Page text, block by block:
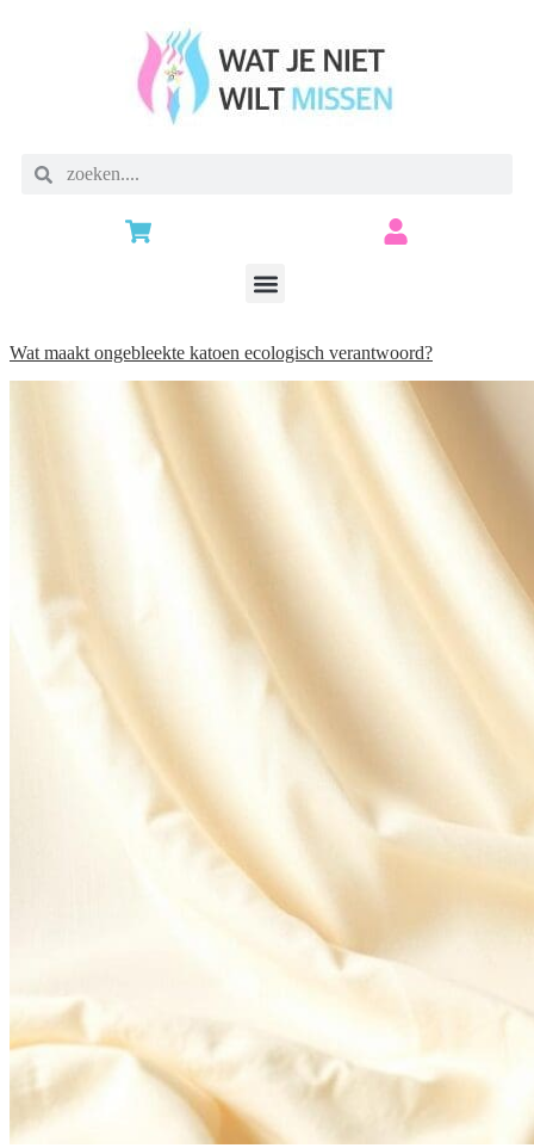
Wat maakt ongebleekte katoen ecologisch verantwoord?